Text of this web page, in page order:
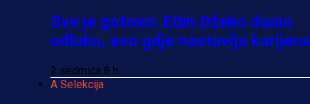
Sve je gotovo: Edin Džeko donio
odluku, evo gdje nastavlja
2 sedmica 8 h
A Selekcija